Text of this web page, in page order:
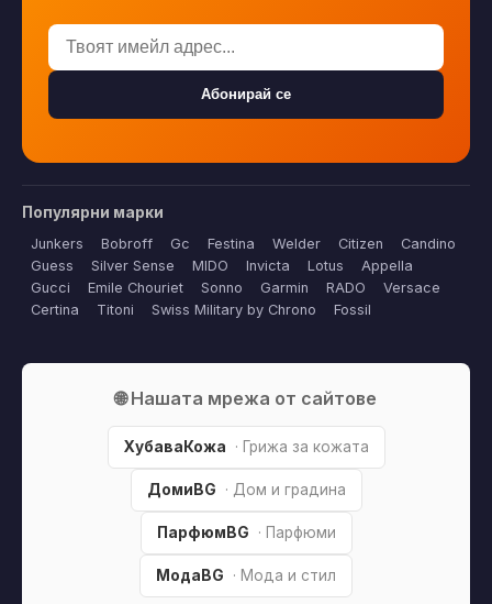
Абонирай се
Популярни марки
Junkers Bobroff Gc Festina Welder Citizen
Candino
Guess
Silver Sense MIDO Invicta Lotus
Appella
Gucci
Emile Chouriet Sonno Garmin RADO
Versace
Certina
Titoni Swiss Military by Chrono Fossil
🌐 Нашата мрежа от сайтове
ХубаваКожа · Грижа за кожата
ДомиBG · Дом и градина
ПарфюмBG · Парфюми
МодаBG · Мода и стил